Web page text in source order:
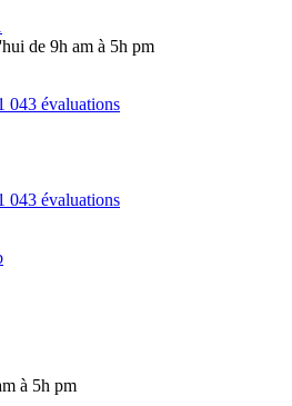
de 9h am à 5h pm
043 évaluations
043 évaluations
à 5h pm